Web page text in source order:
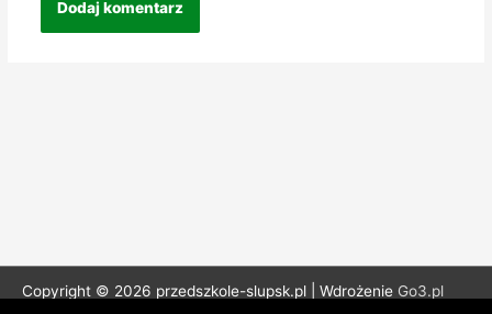
Copyright © 2026 przedszkole-slupsk.pl | Wdrożenie Go3.pl